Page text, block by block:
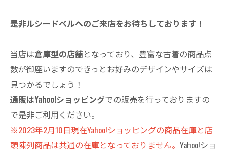
是非ルシードベルへのご来店をお待ちしております！
当店は倉庫型の店舗となっており、豊富な古着の商品点
数が御座いますのできっとお好みのデザインやサイズは
見つかるでしょう！
通販はYahoo!ショッピングでの販売を行っておりますの
で是非ご利用ください。
※2023年2月10日現在Yahoo!ショッピングの商品在庫と店
頭陳列商品は共通の在庫となっておりません。 Yahoo!ショ